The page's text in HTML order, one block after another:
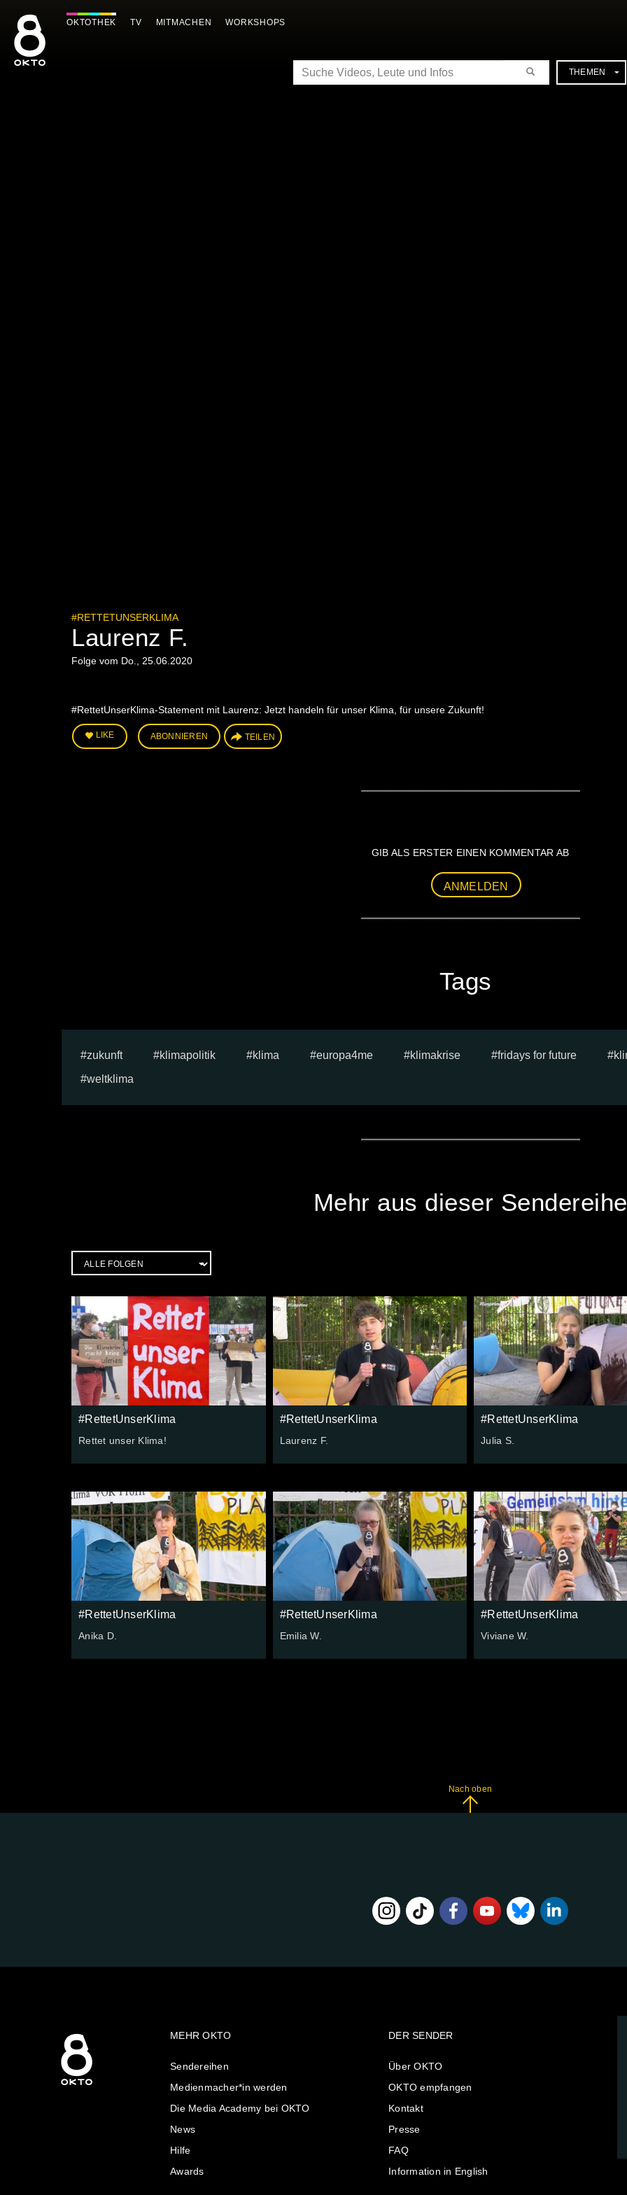
Inhalt
springen
OKTOTHEK TV MITMACHEN WORKSHOPS
SUCHE THEMEN
#RETTETUNSERKLIMA
Laurenz F.
Folge vom Do., 25.06.2020
#RettetUnserKlima-Statement mit Laurenz: Jetzt handeln für unser Klima, für unsere Zukunft!
LIKE ABONNIEREN TEILEN
GIB ALS ERSTER EINEN KOMMENTAR AB
ANMELDEN
Tags
zukunft klimapolitik klima europa4me klimakrise fridays for future
weltklima
Mehr aus dieser Sendereihe
#RettetUnserKlima
Rettet unser Klima!
#RettetUnserKlima
Laurenz F.
#RettetUnserKlima
Julia S.
#RettetUnserKlima
Anika D.
#RettetUnserKlima
Emilia W.
#RettetUnserKlima
Viviane W.
Nach oben
MEHR OKTO
Sendereihen
Medienmacher*in werden
Die Media Academy bei OKTO
News
Hilfe
Awards
DER SENDER
Über OKTO
OKTO empfangen
Kontakt
Presse
FAQ
Information in English